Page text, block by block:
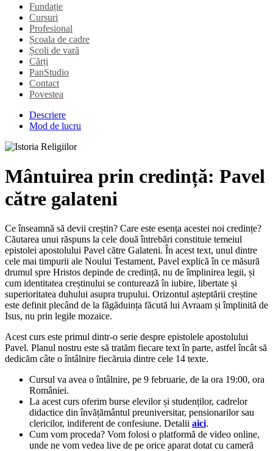
Fundație
Cursuri
Profesional
Școala de cadre
Școli de vară
Cărți
PanStudio
Contact
Povestea
Descriere
Mod de lucru
Mântuirea prin credință: Pavel
către galateni
Ce înseamnă să devii creștin? Care este esența acestei noi credințe?
Căutarea unui răspuns la cele două întrebări constituie temeiul
epistolei apostolului Pavel către Galateni. În acest text, unul dintre
cele mai timpurii ale Noului Testament, Pavel explică în ce măsură
drumul spre Hristos depinde de credință, nu de împlinirea legii, și
cum identitatea creștinului se conturează în iubire, libertate și
superioritatea duhului asupra trupului. Orizontul așteptării creștine
este definit plecând de la făgăduința făcută lui Avraam și împlinită de
Isus, nu prin legile mozaice.
Acest curs este primul dintr-o serie despre epistolele apostolului
Pavel. Planul nostru este să tratăm fiecare text în parte, astfel încât să
dedicăm câte o întâlnire fiecăruia dintre cele 14 texte.
Cursul va avea o întâlnire, pe 9 februarie, de la ora 19:00, ora
României.
La acest curs oferim burse elevilor și studenților, cadrelor
didactice din învățământul preuniversitar, pensionarilor sau
clericilor, indiferent de confesiune. Detalii aici.
Cum vom proceda? Vom folosi o platformă de video online,
unde ne vom vedea live de pe orice aparat dotat cu cameră